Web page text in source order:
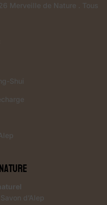
Merveille de Nature . Tous
Shui
Savon d’Alep